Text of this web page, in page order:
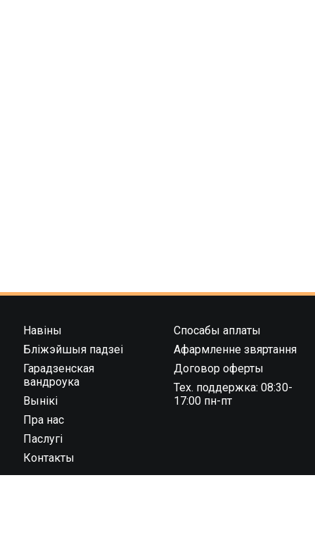
Навіны
Бліжэйшыя падзеі
Гарадзенская
вандроука
Вынікі
Пра нас
Паслугі
Контакты
Спосабы аплаты
Афармленне звяртання
Договор оферты
Тех. поддержка: 08:30-
17:00 пн-пт